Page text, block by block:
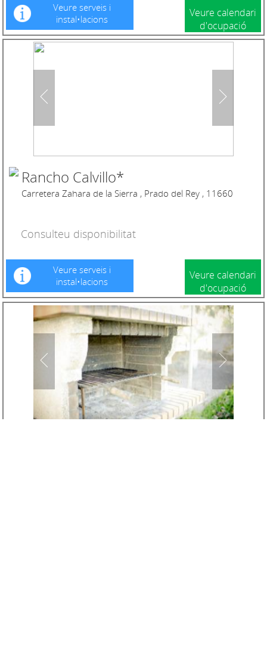
Veure serveis i
instal•lacions
Veure calendari
d'ocupació
Rancho Calvillo*
Carretera Zahara de la Sierra , Prado del Rey , 11660
Consulteu disponibilitat
Veure serveis i
instal•lacions
Veure calendari
d'ocupació